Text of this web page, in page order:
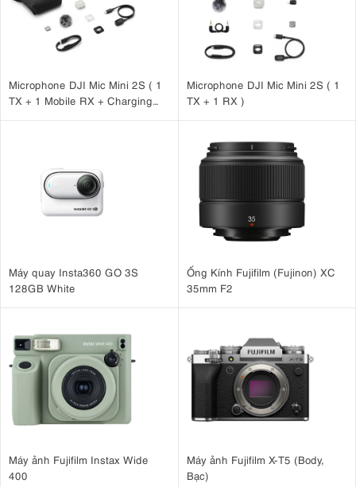
Microphone DJI Mic Mini 2S ( 1
TX + 1 Mobile RX + Charging
Microphone DJI Mic Mini 2S ( 1
TX + 1 RX )
Máy quay Insta360 GO 3S
128GB White
Ống Kính Fujifilm (Fujinon) XC
35mm F2
Máy ảnh Fujifilm Instax Wide
400
Máy ảnh Fujifilm X-T5 (Body,
Bạc)